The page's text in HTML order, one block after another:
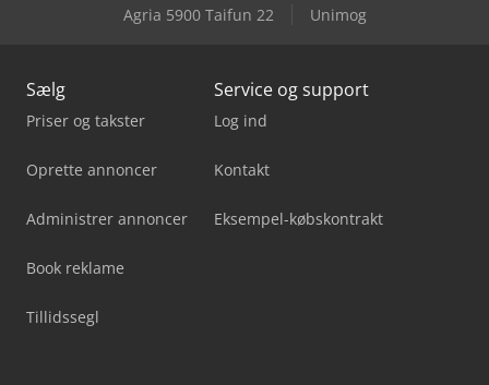
Omax Maxiem 2040Agria 5900 Taifun 22
Unimog
Sælg
Priser og takster
Oprette annoncer
Administrer annoncer
Book reklame
Tillidssegl
Service og support
Log ind
Kontakt
Eksempel-købskontrakt